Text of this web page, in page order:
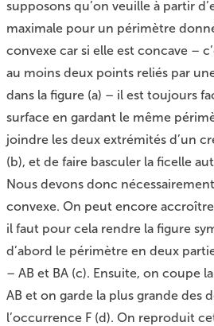
supposons qu’on veuille à partir
maximale pour un périmètre
convexe car si elle est concave –
au moins deux points reliés par
dans la figure (a) – il est toujours
surface en gardant le même
joindre les deux extrémités d’un
(b), et de faire basculer la ficelle
Nous devons donc
convexe. On peut encore
il faut pour cela rendre la figure
d’abord le périmètre en deux
– AB et BA (c). Ensuite, on coupe
AB et on garde la plus grande des
l’occurrence F (d). On reproduit